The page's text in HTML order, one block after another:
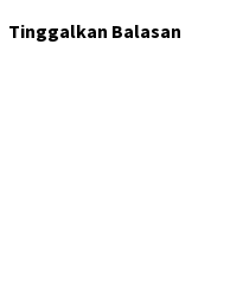
Tinggalkan Balasan